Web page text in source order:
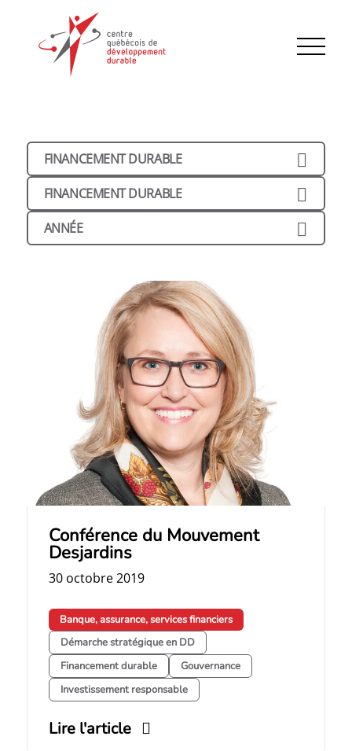
FINANCEMENT DURABLE
FINANCEMENT DURABLE
ANNÉE
Conférence du Mouvement
Desjardins
30 octobre 2019
Banque, assurance, services financiers
Démarche stratégique en DD
Financement durable
Gouvernance
Investissement responsable
Lire l'article